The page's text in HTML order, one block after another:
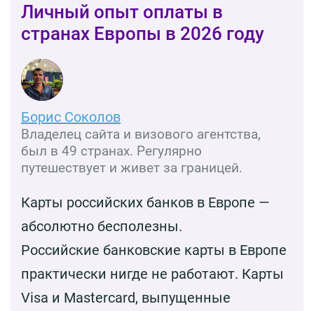
Личный опыт оплаты в
странах Европы в 2026 году
Борис Соколов
Владелец сайта и визового агентства,
был в 49 странах. Регулярно
путешествует и живет за границей.
Карты российских банков в Европе —
абсолютно бесполезны.
Российские банковские карты в Европе
практически нигде не работают. Карты
Visa и Mastercard, выпущенные